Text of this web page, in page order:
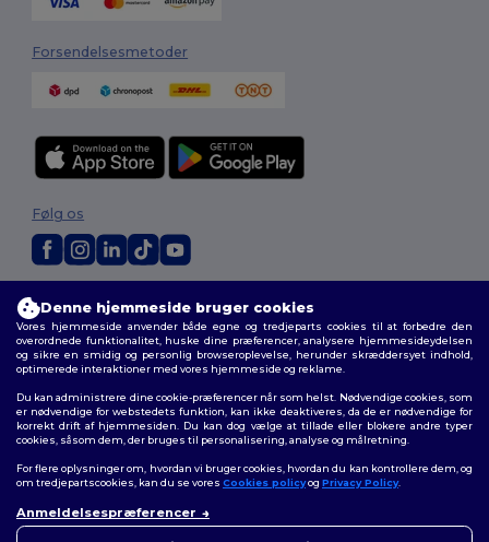
Forsendelsesmetoder
Vilkår og Betingelser
Tilpasset politik
cookies|Sitemap
Følg os
Denne hjemmeside bruger cookies
Vores hjemmeside anvender både egne og tredjeparts cookies til at forbedre den
overordnede funktionalitet, huske dine præferencer, analysere hjemmesideydelsen
og sikre en smidig og personlig browseroplevelse, herunder skræddersyet indhold,
optimerede interaktioner med vores hjemmeside og reklame.
Du kan administrere dine cookie-præferencer når som helst. Nødvendige cookies, som
er nødvendige for webstedets funktion, kan ikke deaktiveres, da de er nødvendige for
korrekt drift af hjemmesiden. Du kan dog vælge at tillade eller blokere andre typer
cookies, såsom dem, der bruges til personalisering, analyse og målretning.
For flere oplysninger om, hvordan vi bruger cookies, hvordan du kan kontrollere dem, og
om tredjepartscookies, kan du se vores Cookies policyog Privacy Policy.
Anmeldelsespræferencer